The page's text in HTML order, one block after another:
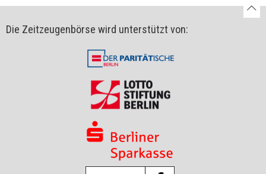
Die Zeitzeugenbörse wird unterstützt von: